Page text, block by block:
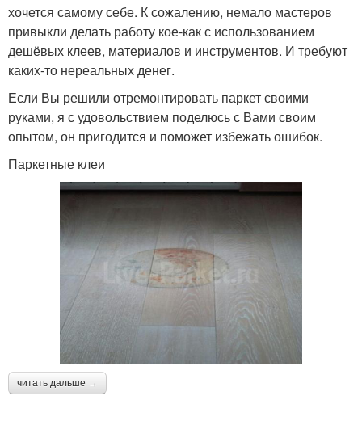
хочется самому себе. К сожалению, немало мастеров
привыкли делать работу кое-как с использованием
дешёвых клеев, материалов и инструментов. И требуют
каких-то нереальных денег.
Если Вы решили отремонтировать паркет своими
руками, я с удовольствием поделюсь с Вами своим
опытом, он пригодится и поможет избежать ошибок.
Паркетные клеи
читать дальше →